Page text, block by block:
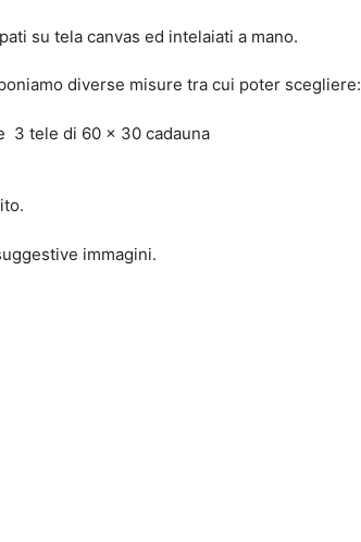
su tela canvas ed intelaiati a mano.
diverse misure tra cui poter scegliere:
3 tele di 60 x 30 cadauna
immagini.